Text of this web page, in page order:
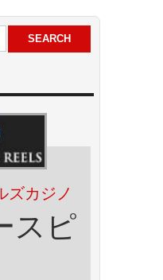
ズカジノ
スピ